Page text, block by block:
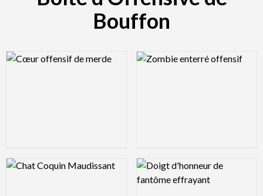
Bouffon
Logo Preview Image Logo Preview Image
Logo Preview Image Logo Preview Image